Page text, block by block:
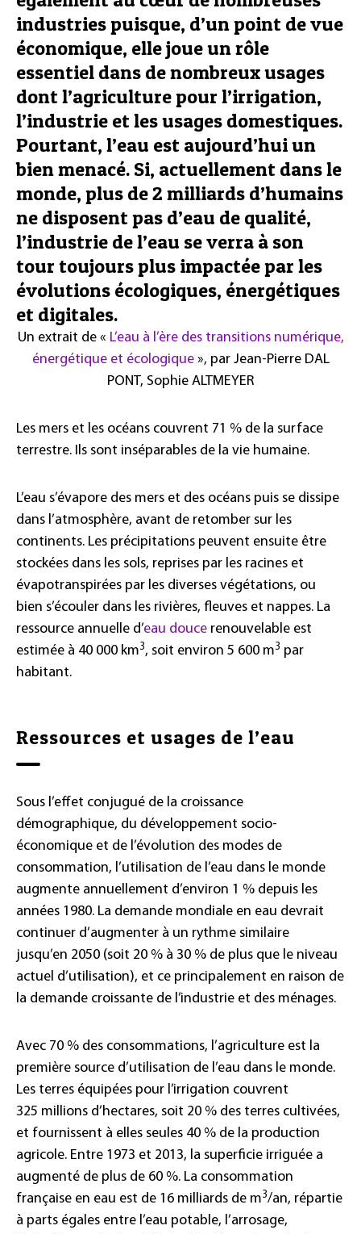
industries puisque, d’un point de vue
économique, elle joue un rôle
essentiel dans de nombreux usages
dont l’agriculture pour l’irrigation,
l’industrie et les usages domestiques.
Pourtant, l’eau est aujourd’hui un
bien menacé. Si, actuellement dans le
monde, plus de 2 milliards d’humains
ne disposent pas d’eau de qualité,
l’industrie de l’eau se verra à son
tour toujours plus impactée par les
évolutions écologiques, énergétiques
et digitales.
Un extrait de « L’eau à l’ère des transitions numérique,
énergétique et écologique», par Jean-Pierre DAL
PONT, Sophie ALTMEYER
Les mers et les océans couvrent 71 % de la surface
terrestre. Ils sont inséparables de la vie humaine.
L’eau s’évapore des mers et des océans puis se dissipe
dans l’atmosphère, avant de retomber sur les
continents. Les précipitations peuvent ensuite être
stockées dans les sols, reprises par les racines et
évapotranspirées par les diverses végétations, ou
bien s’écouler dans les rivières, fleuves et nappes. La
ressource annuelle d’eau douce renouvelable est
estimée à 40 000 km3, soit environ 5 600 m3 par
habitant.
Ressources et usages de l’eau
Sous l’effet conjugué de la croissance
démographique, du développement socio-
économique et de l’évolution des modes de
consommation, l’utilisation de l’eau dans le monde
augmente annuellement d’environ 1 % depuis les
années 1980. La demande mondiale en eau devrait
continuer d’augmenter à un rythme similaire
jusqu’en 2050 (soit 20 % à 30 % de plus que le niveau
actuel d’utilisation), et ce principalement en raison de
la demande croissante de l’industrie et des ménages.
Avec 70 % des consommations, l’agriculture est la
première source d’utilisation de l’eau dans le monde.
Les terres équipées pour l’irrigation couvrent
325 millions d’hectares, soit 20 % des terres cultivées,
et fournissent à elles seules 40 % de la production
agricole. Entre 1973 et 2013, la superficie irriguée a
augmenté de plus de 60 %. La consommation
française en eau est de 16 milliards de m3/an, répartie
à parts égales entre l’eau potable, l’arrosage,